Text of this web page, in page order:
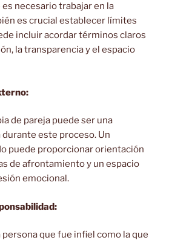
necesario trabajar en la
es crucial establecer límites
incluir acordar términos claros
la transparencia y el espacio
de pareja puede ser una
este proceso. Un
puede proporcionar orientación
de afrontamiento y un espacio
emocional.
persona que fue infiel como la que